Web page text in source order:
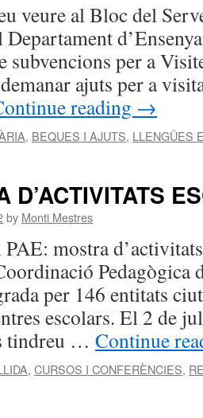
veure al Bloc del
Departament
subvencions per a
ajuts per a
reading →
, BEQUES I AJUTS, LLENGÜES
D’ACTIVITATS
by Monti Mestres
PAE: mostra
Pedagògica
per 146 entitats
escolars. El 2 de
tindreu … Continue
, CURSOS I CONFERÈNCIES,